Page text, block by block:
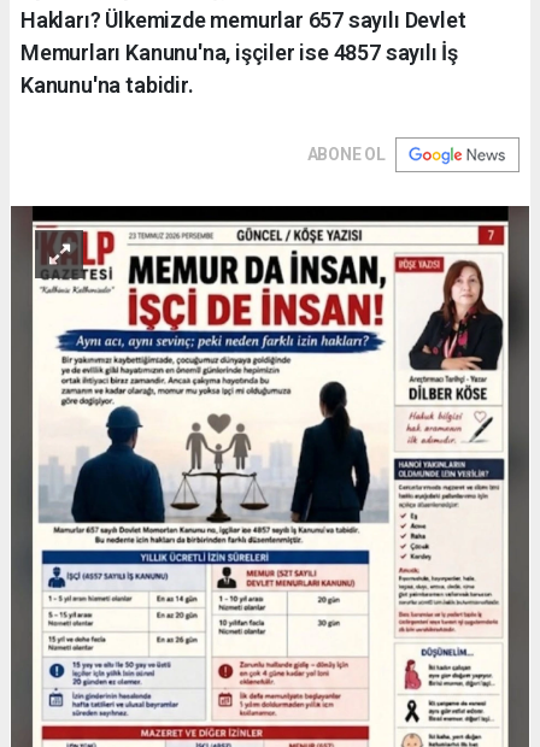
Hakları? Ülkemizde memurlar 657 sayılı Devlet
Memurları Kanunu'na, işçiler ise 4857 sayılı İş
Kanunu'na tabidir.
ABONE OL